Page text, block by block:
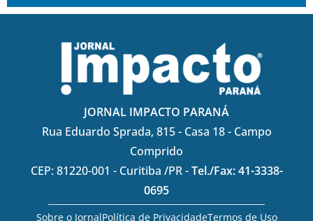
JORNAL IMPACTO PARANÁ
Rua Eduardo Sprada, 815 - Casa 18 - Campo
Comprido
CEP: 81220-001 - Curitiba /PR -Tel./Fax: 41-3338-
0695
Sobre o JornalPolítica de PrivacidadeTermos de Uso